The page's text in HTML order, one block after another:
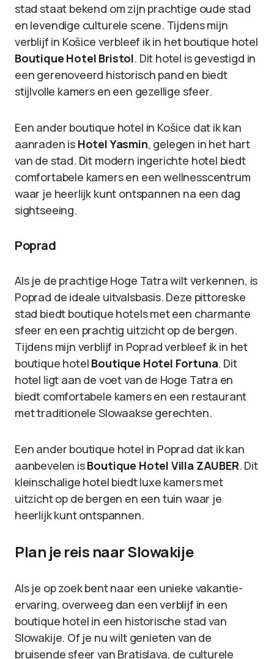
stad staat bekend om zijn prachtige oude stad
en levendige culturele scene. Tijdens mijn
verblijf in Košice verbleef ik in het boutique hotel
Boutique Hotel Bristol. Dit hotel is gevestigd in
een gerenoveerd historisch pand en biedt
stijlvolle kamers en een gezellige sfeer.
Een ander boutique hotel in Košice dat ik kan
aanraden is Hotel Yasmin, gelegen in het hart
van de stad. Dit modern ingerichte hotel biedt
comfortabele kamers en een wellnesscentrum
waar je heerlijk kunt ontspannen na een dag
sightseeing.
Poprad
Als je de prachtige Hoge Tatra wilt verkennen, is
Poprad de ideale uitvalsbasis. Deze pittoreske
stad biedt boutique hotels met een charmante
sfeer en een prachtig uitzicht op de bergen.
Tijdens mijn verblijf in Poprad verbleef ik in het
boutique hotel Boutique Hotel Fortuna. Dit
hotel ligt aan de voet van de Hoge Tatra en
biedt comfortabele kamers en een restaurant
met traditionele Slowaakse gerechten.
Een ander boutique hotel in Poprad dat ik kan
aanbevelen isBoutique Hotel Villa ZAUBER. Dit
kleinschalige hotel biedt luxe kamers met
uitzicht op de bergen en een tuin waar je
heerlijk kunt ontspannen.
Plan je reis naar Slowakije
Als je op zoek bent naar een unieke vakantie-
ervaring, overweeg dan een verblijf in een
boutique hotel in een historische stad van
Slowakije. Of je nu wilt genieten van de
bruisende sfeer van Bratislava, de culturele